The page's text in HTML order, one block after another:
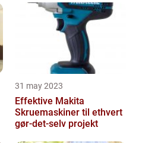
31 may 2023
Effektive Makita
Skruemaskiner til ethvert
gør-det-selv projekt